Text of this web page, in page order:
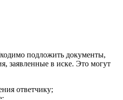
подложить документы,
заявленные в иске. Это могут
ответчику;